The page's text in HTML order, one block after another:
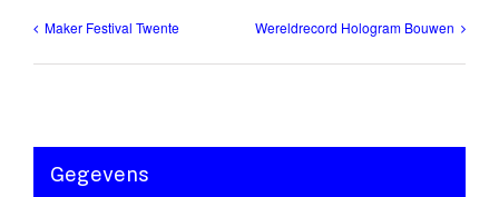
Maker Festival Twente Wereldrecord Hologram Bouwen
Gegevens